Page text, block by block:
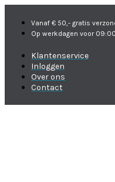
Vanaf € 50,- gratis
Op werkdagen voor
Klantenservice
Inloggen
Over ons
Contact